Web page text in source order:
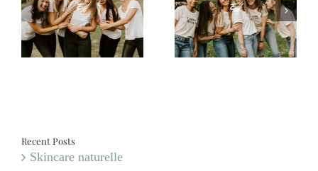
EVJF Audrey EVJF Amélie
Recent Posts
Skincare naturelle